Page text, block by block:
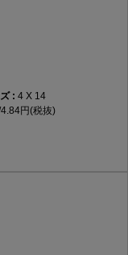
4 X 14
4.84円(税抜)